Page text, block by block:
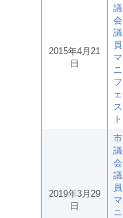
2015年4月21
日
議
会
議
員
マ
ニ
フ
ェ
ス
ト
2019年3月29
日
市
議
会
議
員
マ
ニ